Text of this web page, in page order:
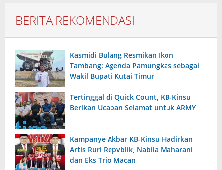
BERITA REKOMENDASI
Kasmidi Bulang Resmikan Ikon
Tambang: Agenda Pamungkas sebagai
Wakil Bupati Kutai Timur
Tertinggal di Quick Count, KB-Kinsu
Berikan Ucapan Selamat untuk ARMY
Kampanye Akbar KB-Kinsu Hadirkan
Artis Ruri Repvblik, Nabila Maharani
dan Eks Trio Macan